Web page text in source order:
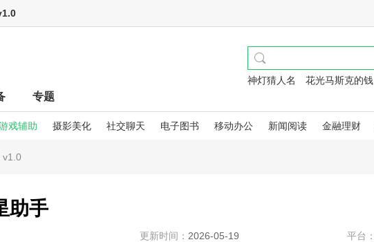
神灯猜人名 花光马斯克的钱
专题
戏辅助 摄影美化 社交聊天 电子图书 移动办公 新闻阅读 金融理财
v1.0
助手
更新时间： 2026-05-19 平台：